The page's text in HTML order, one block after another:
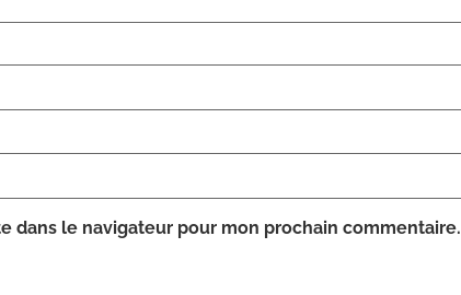
dans le navigateur pour mon prochain commentaire.